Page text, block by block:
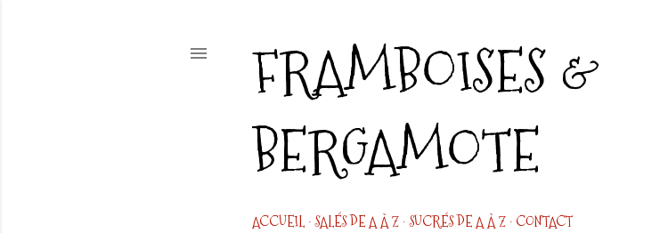
FRAMBOISES &
BERGAMOTE
ACCUEIL SALÉS DE A À Z SUCRÉS DE A À Z CONTACT